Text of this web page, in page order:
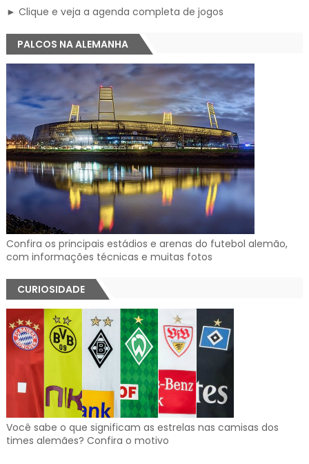
► Clique e veja a agenda completa de jogos
PALCOS NA ALEMANHA
Confira os principais estádios e arenas do futebol alemão,
com informações técnicas e muitas fotos
CURIOSIDADE
Você sabe o que significam as estrelas nas camisas dos
times alemães? Confira o motivo